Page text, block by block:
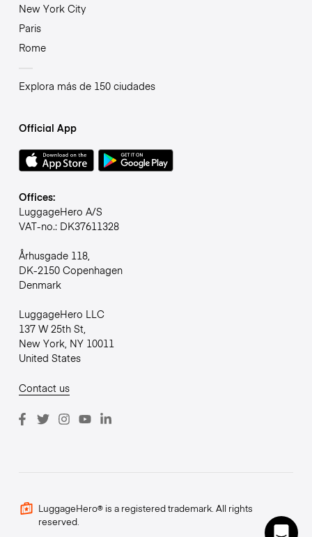
New York City
Paris
Rome
Explora más de 150 ciudades
Official App
Offices:
LuggageHero A/S
VAT-no.: DK37611328
Århusgade 118,
DK-2150 Copenhagen
Denmark
LuggageHero LLC
137 W 25th St,
New York, NY 10011
United States
Contact us
LuggageHero® is a registered trademark. All rights
reserved.